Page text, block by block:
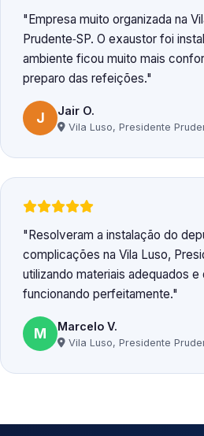
Empresa muito organizada na
Prudente‑SP. O exaustor foi
ambiente ficou muito mais
preparo das refeições.
J Jair O.
Vila Luso, Presidente
Resolveram a instalação do
complicações na Vila Luso,
utilizando materiais adequados
funcionando perfeitamente.
M Marcelo V.
Vila Luso, Presidente